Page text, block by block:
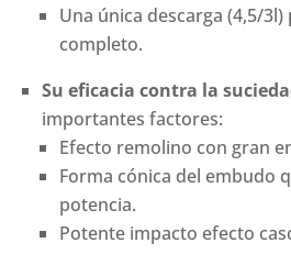
Una única descarga (4,5/
completo.
Su eficacia contra la
importantes factores:
Efecto remolino con gran
Forma cónica del embudo
potencia.
Potente impacto efecto